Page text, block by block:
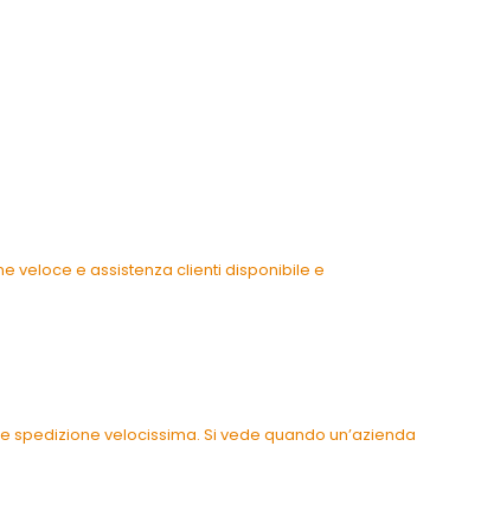
veloce e assistenza clienti disponibile e
velocissima. Si vede quando un’azienda